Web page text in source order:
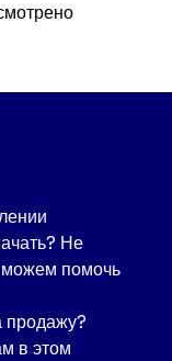
Не
можем помочь
в этом